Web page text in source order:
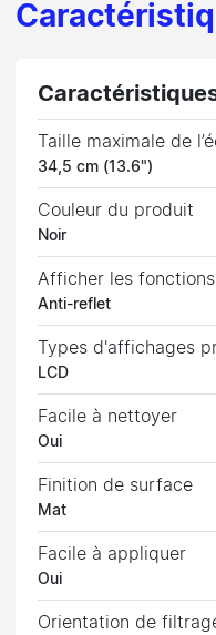
Taille maximale de
34,5 cm (13.6")
Couleur du produit
Noir
Afficher les
Anti-reflet
Types d'affichages
LCD
Facile à nettoyer
Oui
Finition de surface
Mat
Facile à appliquer
Oui
Orientation de